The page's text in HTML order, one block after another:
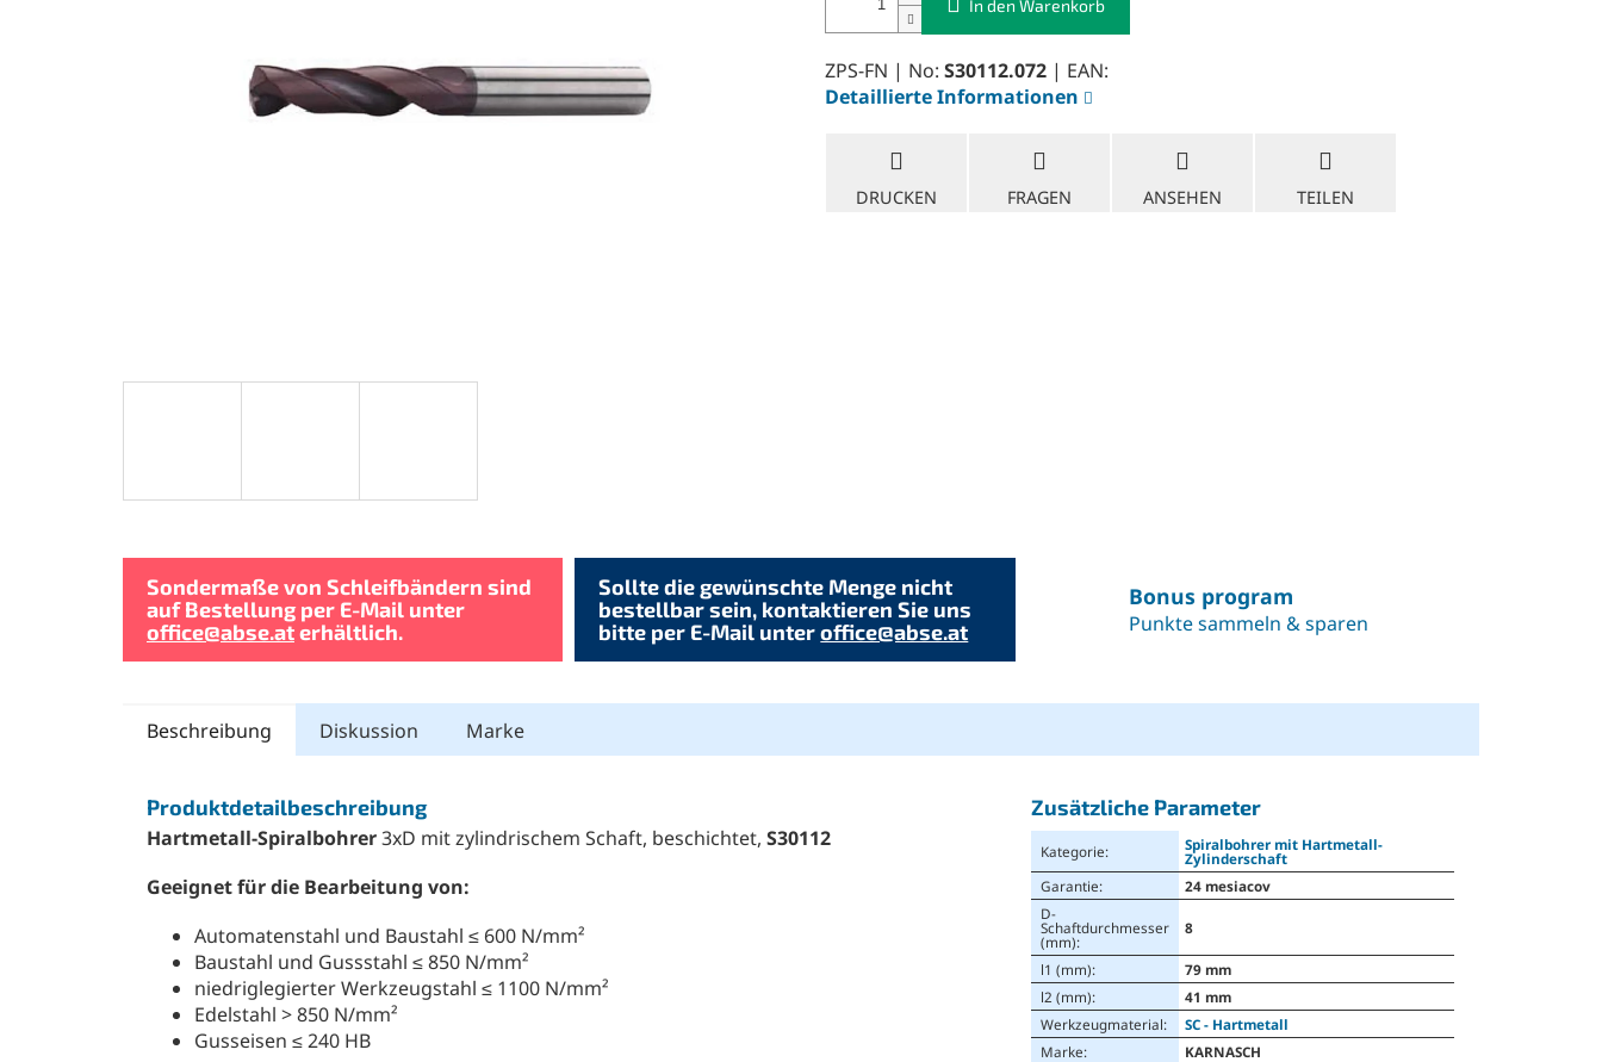
In den Warenkorb
ZPS-FN | No: S30112.072 | EAN:
Detaillierte Informationen
DRUCKEN FRAGEN ANSEHEN TEILEN
Sondermaße von Schleifbändern sind
auf Bestellung per E-Mail unter
office@abse.aterhältlich.
Sollte die gewünschte Menge nicht
bestellbar sein, kontaktieren Sie uns
bitte per E-Mail unteroffice@abse.at
Bonus program
Punkte sammeln & sparen
Beschreibung Diskussion Marke
Produktdetailbeschreibung
Hartmetall-Spiralbohrer3xD mit zylindrischem Schaft, beschichtet, S30112
Geeignet für die Bearbeitung von:
Automatenstahl und Baustahl ≤ 600 N/mm²
Baustahl und Gussstahl ≤ 850 N/mm²
niedriglegierter Werkzeugstahl ≤ 1100 N/mm²
Edelstahl > 850 N/mm²
Gusseisen ≤ 240 HB
Zusätzliche Parameter
Kategorie: Spiralbohrer mit Hartmetall-
Zylinderschaft
Garantie:
24 mesiacov
D-
Schaftdurchmesser
(mm):
8
l1 (mm):
79 mm
l2 (mm):
41 mm
Werkzeugmaterial:
SC - Hartmetall
Marke:
KARNASCH